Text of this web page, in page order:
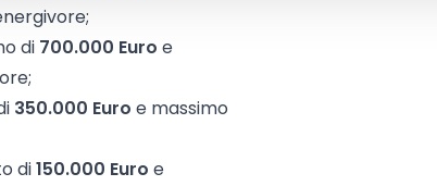
di 700.000 Euro e
350.000 Euro e massimo
di150.000 Euro e